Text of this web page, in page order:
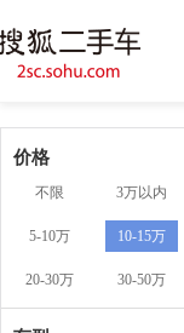
价格
不限 3万以内
5-10万 10-15万
20-30万 30-50万